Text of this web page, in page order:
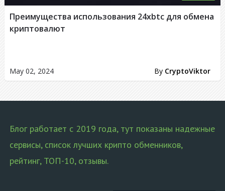
May 02, 2024 By CryptoViktor
Преимущества использования 24xbtc для обмена
криптовалют
Блог работает с 2019 года, тут показаны надежные
сервисы, список лучших крипто обменников,
рейтинг, ТОП-10, отзывы.